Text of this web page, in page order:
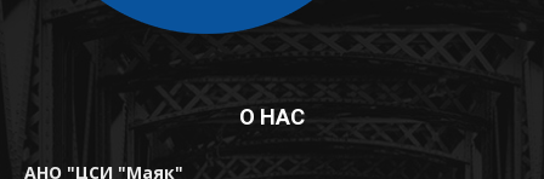
О НАС
АНО "ЦСИ "Маяк"